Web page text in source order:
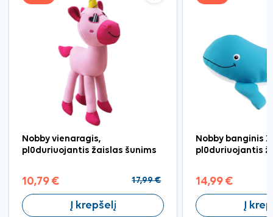
Nobby vienaragis,
plūduriuojantis žaislas šunims
10,79 € 17,99 €
Į krepšelį
Nobby banginis
plūduriuojantis
14,99 €
Į